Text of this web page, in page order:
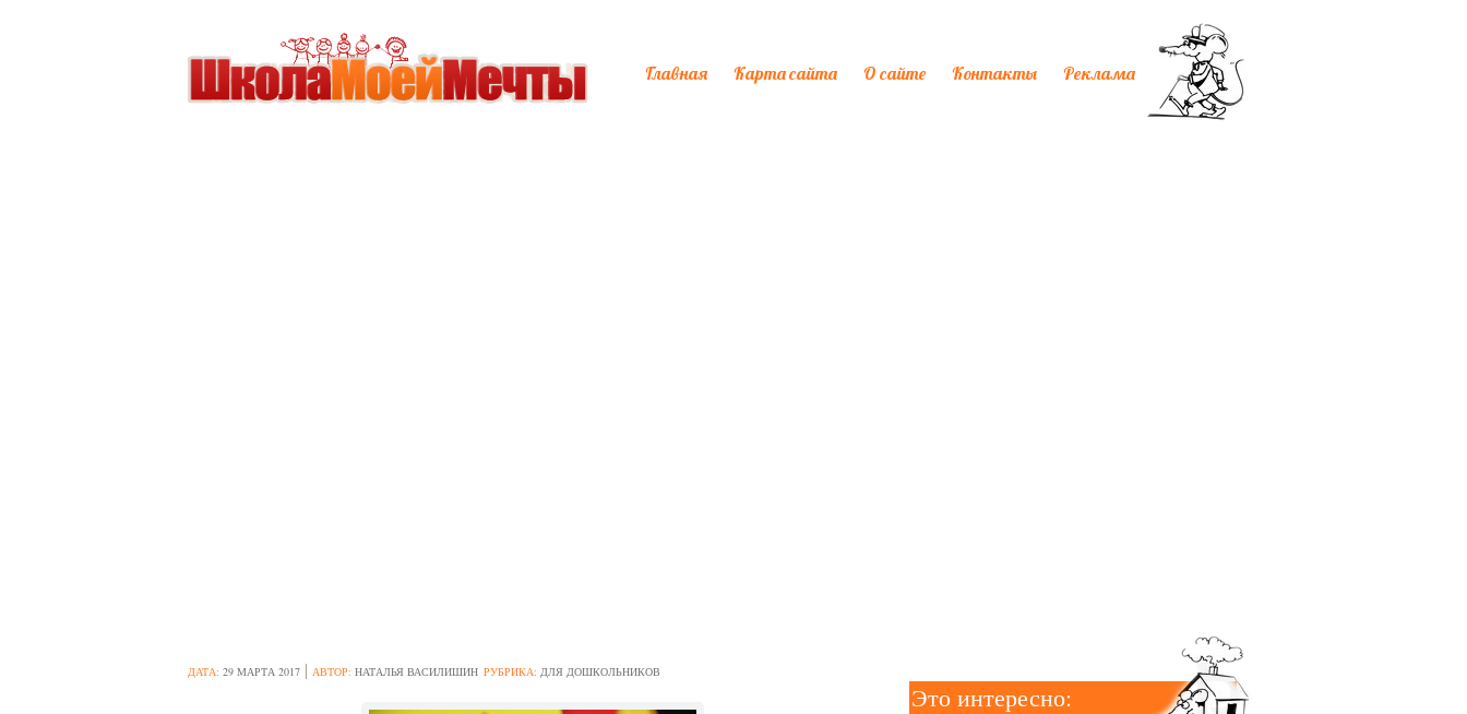
Главная Карта сайта О сайте Контакты Реклама
ДАТА: 29 МАРТА 2017 АВТОР: НАТАЛЬЯ ВАСИЛИШИН РУБРИКА: ДЛЯ ДОШКОЛЬНИКОВ
Это интересно: